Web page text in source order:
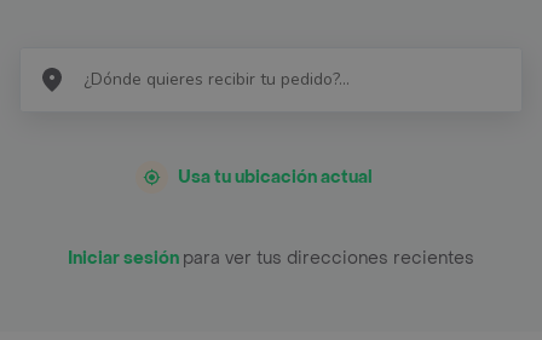
Usa tu ubicación actual
Iniciar sesión para ver tus direcciones recientes